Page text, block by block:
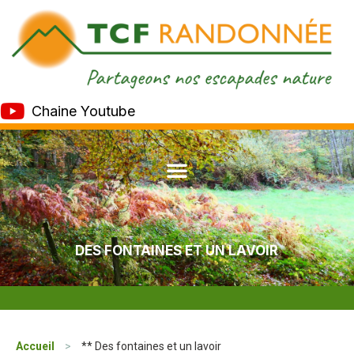
Chaine Youtube
DES FONTAINES ET UN LAVOIR
Accueil > ** Des fontaines et un lavoir